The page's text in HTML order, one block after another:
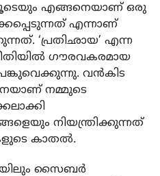
എങ്ങനെയാണ് ഒരു
എന്നാണ്
‘പ്രതിഛായ’ എന്ന
ഗൗരവകരമായ
വന്‍കിട
നമ്മുടെ
നിയന്ത്രിക്കുന്നത്
കാതല്‍.
സൈബര്‍